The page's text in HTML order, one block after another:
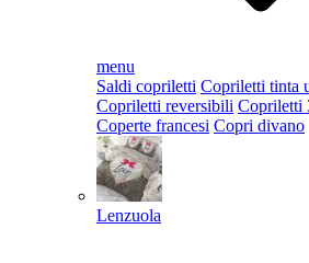
menu
Saldi copriletti Copriletti tinta
Copriletti reversibili Copriletti
Coperte francesi Copri divano
Lenzuola